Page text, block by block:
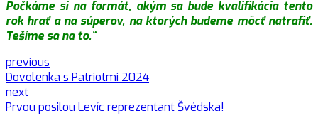
Počkáme si na formát, akým sa bude kvalifikácia tento
rok hrať a na súperov, na ktorých budeme môcť natrafiť.
Tešíme sa na to.“
previous
Dovolenka s Patriotmi 2024
next
Prvou posilou Levíc reprezentant Švédska!